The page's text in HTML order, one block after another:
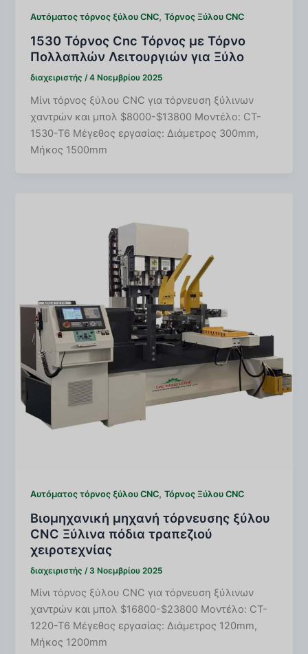
Αυτόματος τόρνος ξύλου CNC,Τόρνος Ξύλου CNC
1530 Τόρνος Cnc Τόρνος με Τόρνο
Πολλαπλών Λειτουργιών για Ξύλο
διαχειριστής/4 Νοεμβρίου 2025
Μίνι τόρνος ξύλου CNC για τόρνευση ξύλινων
χαντρών και μπολ $8000-$13800 Μοντέλο: CT-
1530-T6 Μέγεθος εργασίας: Διάμετρος 300mm,
Μήκος 1500mm
Αυτόματος τόρνος ξύλου CNC,Τόρνος Ξύλου CNC
Βιομηχανική μηχανή τόρνευσης ξύλου
CNC Ξύλινα πόδια τραπεζιού
χειροτεχνίας
διαχειριστής / 3 Νοεμβρίου 2025
Μίνι τόρνος ξύλου CNC για τόρνευση ξύλινων
χαντρών και μπολ $16800-$23800 Μοντέλο: CT-
1220-T6 Μέγεθος εργασίας: Διάμετρος 120mm,
Μήκος 1200mm